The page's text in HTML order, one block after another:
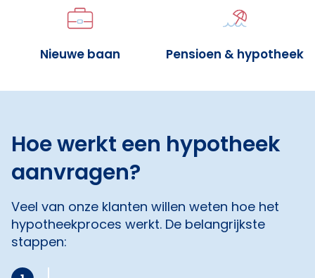
Nieuwe baan Pensioen & hypotheek
Hoe werkt een hypotheek
aanvragen?
Veel van onze klanten willen weten hoe het
hypotheekproces werkt. De belangrijkste
stappen: